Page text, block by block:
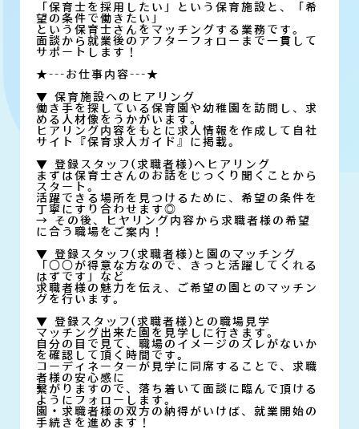
「保育士を採用したい」という保育施設と、「希
望の条件で働きたい」
という保育士さんをマッチングする業務です。
面談から就業後のアフターフォローまで一貫して
サポートします！
★---お仕事内容---★
▼ 保育施設へのヒアリング
働き手を探している保育園や幼稚園を訪問し、求
める人材像をうかがいます。
ヒアリング内容をもとに求人情報を作成して自社
サイト『保育求人ガイド』に掲載。
▼ 登録スタッフ(求職者様)へヒアリング
まずは保育士さんのお話をじっくり聞くことから
スタート。
活躍できる場所を見つけるために、希望の条件を
丁寧にすり合わせます◎
→ その後、ヒヤリング内容から求職者様の希望
に合う職場をご案内！
▼ 登録スタッフ(求職者様)と園のマッチング
「○○が得意な方なので、きっと活躍してくれる
はずです」など
求職者様の魅力を伝え、ご希望の園とのマッチン
グを行います。
▼ 登録スタッフ(求職者様)との職場見学
マッチング出来た園を見学しに行きます。
自分の目で見て、職場のイメージのズレがないか
を確認して頂く時間です。
コーディネーターが見学に同席することで、求職
者様の安心感に
繋がりますので、落ち着いて面談に臨んで頂ける
ようにフォローします。
園・求職者様の双方の納得がいけば、就業開始の
手続きを進めます！